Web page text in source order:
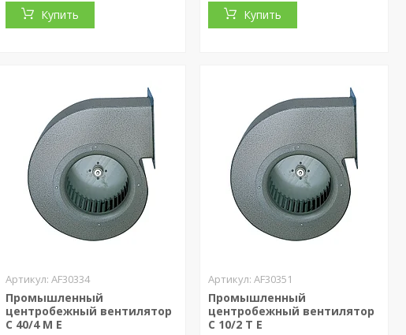
Купить Купить
AF30334
Промышленный
центробежный вентилятор
C 40/4 M E
AF30351
Промышленный
центробежный вентилятор
C 10/2 T E